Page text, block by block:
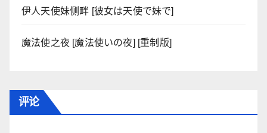
伊人天使妹侧畔 [彼女は天使で妹で]
魔法使之夜 [魔法使いの夜] [重制版]
评论